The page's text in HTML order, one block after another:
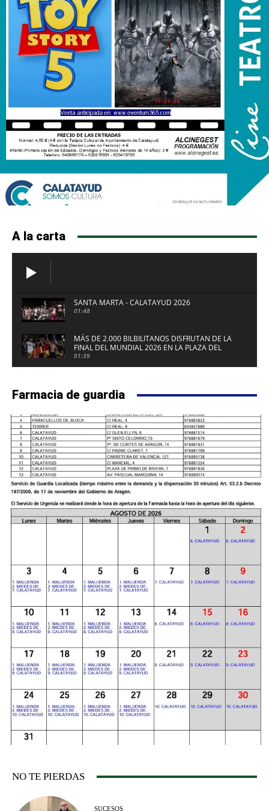
A la carta
SANTA MARTA - CALATAYUD 2026
01:48
MÁS DE 2.000 BILBILITANOS DISFRUTAN DE LA
FINAL DEL MUNDIAL 2026 EN LA PLAZA DEL
FUERTE DE CALATAYUD
01:39
Farmacia de guardia
NO TE PIERDAS
SUCESOS